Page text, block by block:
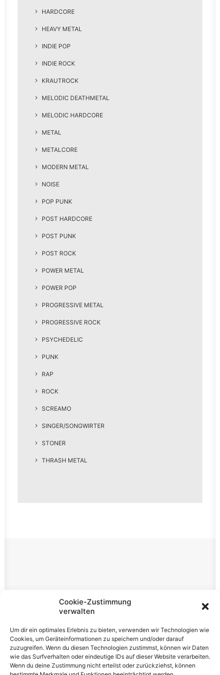
Cookie-Zustimmung
verwalten
Um dir ein optimales Erlebnis zu bieten, verwenden wir Technologien wie
Cookies, um Geräteinformationen zu speichern und/oder darauf
zuzugreifen. Wenn du diesen Technologien zustimmst, können wir Daten
wie das Surfverhalten oder eindeutige IDs auf dieser Website verarbeiten.
Wenn du deine Zustimmung nicht erteilst oder zurückziehst, können
HARDCORE
HEAVY METAL
INDIE POP
INDIE ROCK
KRAUTROCK
MELODIC DEATHMETAL
MELODIC HARDCORE
METAL
METALCORE
MODERN METAL
NOISE
POP PUNK
POST HARDCORE
POST PUNK
POST ROCK
POWER METAL
POWER POP
PROGRESSIVE METAL
PROGRESSIVE ROCK
PSYCHEDELIC
PUNK
RAP
ROCK
SCREAMO
SINGER/SONGWIRTER
STONER
THRASH METAL
Rechtliches
Datenschutzerklärung
Cookie-Richtlinie (EU)